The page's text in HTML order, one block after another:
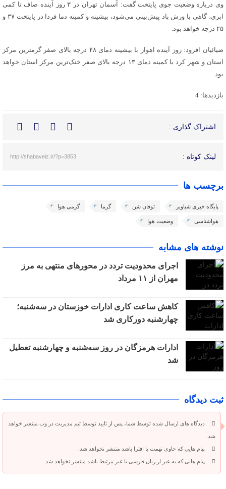
وی درباره وضعیت جوی پایتخت گفت: آسمان تهران در ۳ روز آینده صاف تا کمی
ابری، گاهی با وزش باد پیش‌بینی می‌شود، بیشینه و کمینه دما فردا در پایتخت ۳۷ و
۲۵ درجه خواهد بود.
ضیائیان افزود: روز آینده اهواز با بیشینه دمای ۴۸ درجه بالای صفر گرمترین مرکز
استان و شهر کرد با کمینه دمای ۱۳ درجه بالای صفر خنک‌ترین مرکز استان خواهد
بود.
بازدیدها: 4
اشتراک گذاری :
لینک کوتاه : http://shabaveiz.ir/?p=3853
برچسب ها
پایگاه خبری شباویز توفان شن گرما گرمی هوا
هواشناسی وضعیت هوا
نوشته های مشابه
اجرای محدودیت تردد در محورهای منتهی به مرز
مهران از ۱۱ مرداد
کاهش ساعت کاری ادارات خوزستان در سه‌شنبه؛
چهارشنبه دورکاری شد
ادارات هرمزگان در روز سه‌شنبه و چهارشنبه تعطیل
شد
ثبت دیدگاه
دیدگاه های ارسال شده توسط شما، پس از تایید توسط تیم مدیریت در وب منتشر خواهد
شد.
پیام هایی که حاوی تهمت یا افترا باشد منتشر نخواهد شد.
پیام هایی که به غیر از زبان فارسی یا غیر مرتبط باشد منتشر نخواهد شد.